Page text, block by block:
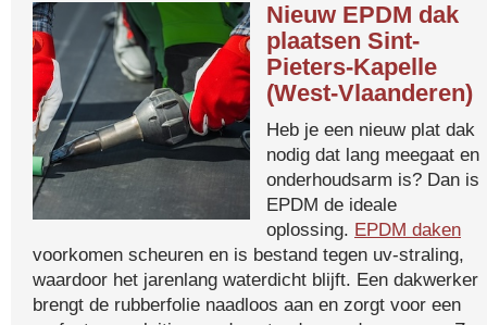
Nieuw EPDM dak
plaatsen Sint-
Pieters-Kapelle
(West-Vlaanderen)
Heb je een nieuw plat dak
nodig dat lang meegaat en
onderhoudsarm is? Dan is
EPDM de ideale
oplossing. EPDM daken
voorkomen scheuren en is bestand tegen uv-straling,
waardoor het jarenlang waterdicht blijft. Een dakwerker
brengt de rubberfolie naadloos aan en zorgt voor een